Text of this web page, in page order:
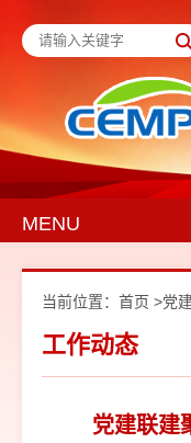
MENU
当前位置： 首页 >党
工作动态
党建联建